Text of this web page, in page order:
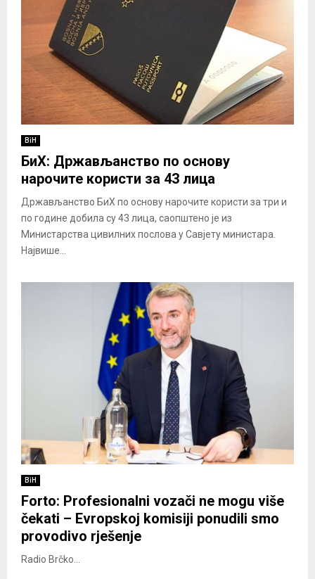
BiH
БиХ: Држављанство по основу
нарочите користи за 43 лица
Држављанство БиХ по основу нарочите користи за три и
по године добила су 43 лица, саопштено је из
Министарства цивилних послова у Савјету министара.
Највише...
BiH
Forto: Profesionalni vozači ne mogu više
čekati – Evropskoj komisiji ponudili smo
provodivo rješenje
Radio Brčko...